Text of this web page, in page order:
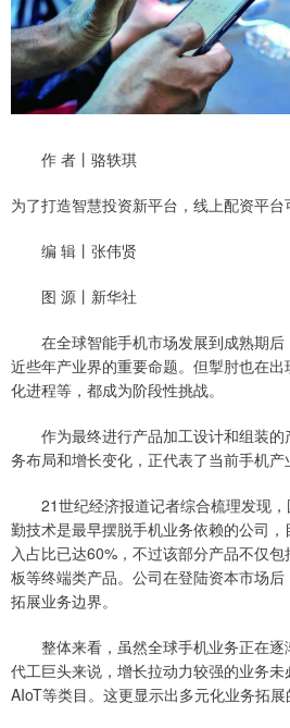
作 者丨骆轶琪
为了打造智慧投资新平台，线上配资平台
编 辑丨张伟贤
图 源丨新华社
在全球智能手机市场发展到成熟期后
近些年产业界的重要命题。但掣肘也在
化进程等，都成为阶段性挑战。
作为最终进行产品加工设计和组装的
务布局和增长变化，正代表了当前手机产
21世纪经济报道记者综合梳理发现，
勤技术是最早摆脱手机业务依赖的公司
入占比已达60%，不过该部分产品不仅
板等终端类产品。公司在登陆资本市场
拓展业务边界。
整体来看，虽然全球手机业务正在逐
代工巨头来说，增长拉动力较强的业务未
AIoT等类目。这更显示出多元化业务拓展